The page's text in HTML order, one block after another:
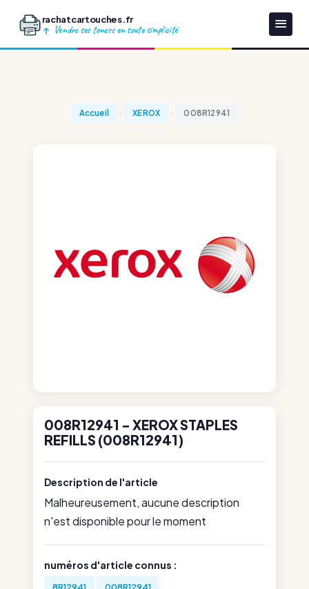
rachatcartouches.fr
Vendre ses toners en toute simplicité
Accueil XEROX 008R12941
008R12941 - XEROX STAPLES
REFILLS (008R12941)
Description de l'article
Malheureusement, aucune description
n'est disponible pour le moment
numéros d'article connus :